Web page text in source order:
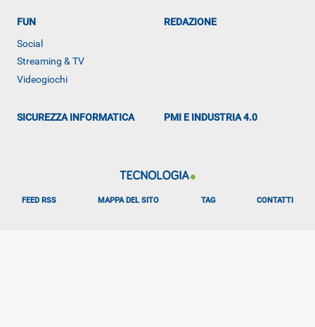
FUN
Social
Streaming & TV
Videogiochi
REDAZIONE
SICUREZZA INFORMATICA PMI E INDUSTRIA 4.0
FEED RSS MAPPA DEL SITO TAG CONTATTI